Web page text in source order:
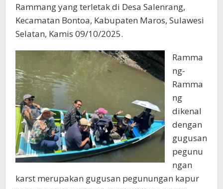
Rammang yang terletak di Desa Salenrang,
Kecamatan Bontoa, Kabupaten Maros, Sulawesi
Selatan, Kamis 09/10/2025.
Ramma
ng-
Ramma
ng
dikenal
dengan
gugusan
pegunu
ngan
karst merupakan gugusan pegunungan kapur